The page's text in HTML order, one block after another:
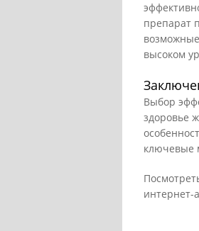
препарат
высоком
Выбор
здоровье
ключевые
интернет-